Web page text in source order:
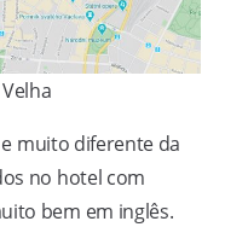
muito diferente da
no hotel com
bem em inglês.